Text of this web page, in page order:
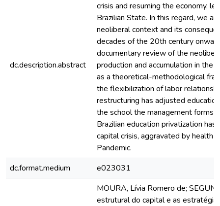
dc.description.abstract
crisis and resuming the economy,
Brazilian State. In this regard, we
neoliberal context and its
decades of the 20th century
documentary review of the
production and accumulation in the
as a theoretical-methodological
the flexibilization of labor
restructuring has adjusted
the school the management forms
Brazilian education privatization
capital crisis, aggravated by health
Pandemic.
dc.format.medium
e023031
MOURA, Lívia Romero de;
estrutural do capital e as